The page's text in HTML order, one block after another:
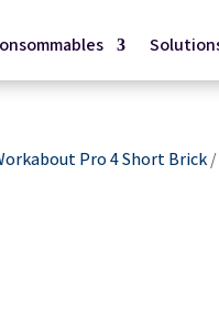
Pro 4 Short Brick